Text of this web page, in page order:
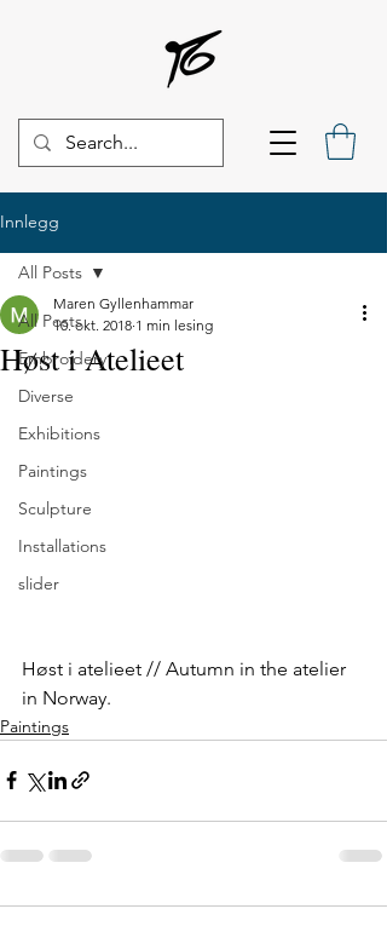
Innlegg
All Posts
Embroidery
Diverse
Exhibitions
Paintings
Sculpture
Installations
slider
All Posts
Høst i Atelieet
Maren Gyllenhammar
10. okt. 2018 1 min lesing
Høst i atelieet // Autumn in the atelier
in Norway.
Paintings